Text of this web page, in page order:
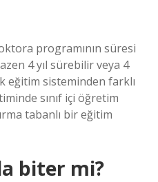
programının süresi
4 yıl sürebilir veya 4
eğitim sisteminden farklı
sınıf içi öğretim
tabanlı bir eğitim
biter mi?